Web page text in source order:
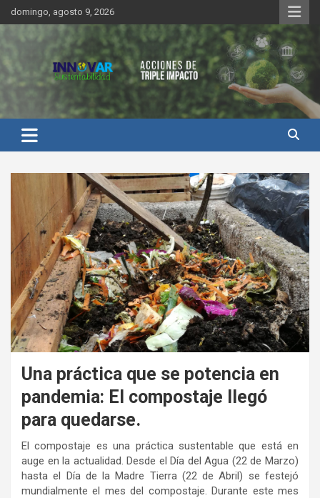
Saltar
al
contenido
domingo, agosto 9, 2026
Innovar Sustentabilidad
Una práctica que se potencia en
pandemia: El compostaje llegó
para quedarse.
El compostaje es una práctica sustentable que está en
auge en la actualidad. Desde el Día del Agua (22 de Marzo)
hasta el Día de la Madre Tierra (22 de Abril) se festejó
mundialmente el mes del compostaje. Durante este mes